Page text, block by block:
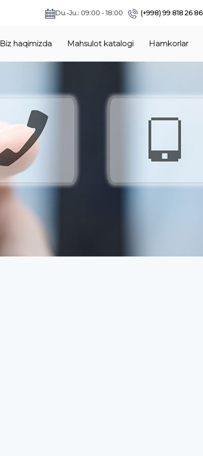
Du.-Ju.: 09:00 - 18:00 (+998) 99 818 26 86
Biz haqimizda Mahsulot katalogi Hamkorlar